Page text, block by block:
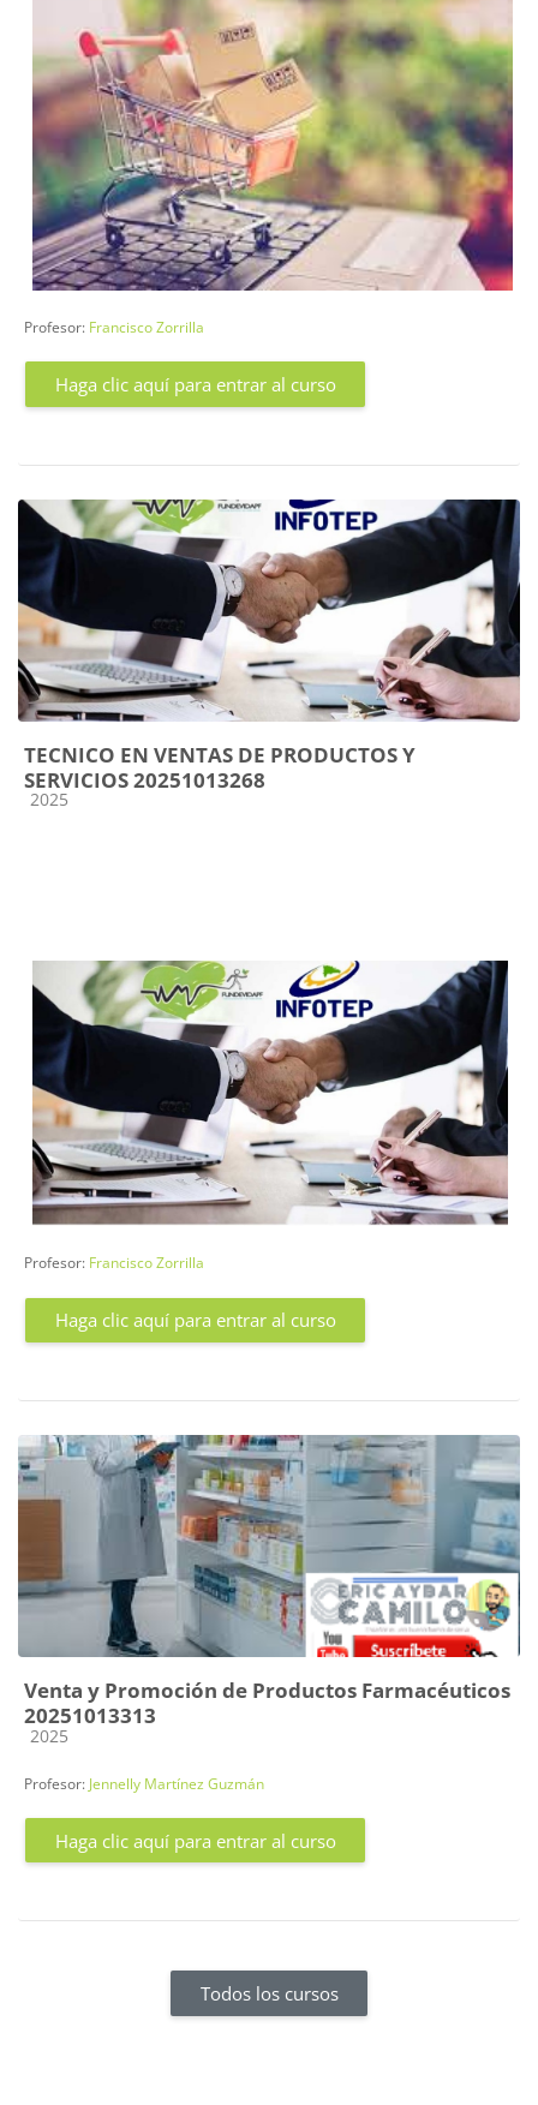
Profesor: Francisco Zorrilla
Haga clic aquí para entrar al curso
TECNICO EN VENTAS DE PRODUCTOS Y
SERVICIOS 20251013268
Categoría de cursos
2025
Profesor: Francisco Zorrilla
Haga clic aquí para entrar al curso
Venta y Promoción de Productos Farmacéuticos
20251013313
Categoría de cursos
2025
Profesor: Jennelly Martínez Guzmán
Haga clic aquí para entrar al curso
Todos los cursos